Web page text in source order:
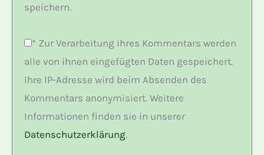
speichern.
* Zur Verarbeitung ihres Kommentars werden
alle von ihnen eingefügten Daten gespeichert.
Ihre IP-Adresse wird beim Absenden des
Kommentars anonymisiert. Weitere
Informationen finden sie in unserer
Datenschutzerklärung.